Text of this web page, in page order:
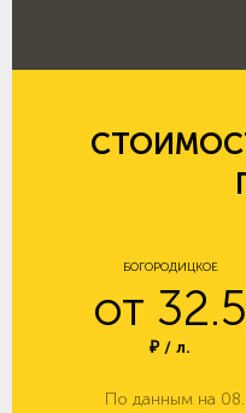
БОГОРОДИЦКОЕ
от 32.5
₽ / л.
По данным на